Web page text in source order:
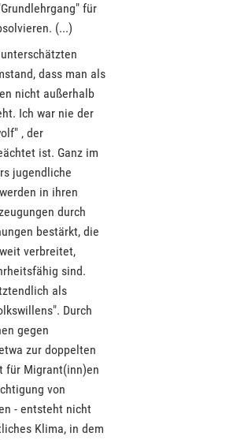
für
(...)
dass man als
nicht außerhalb
Ich war nie der
‚ der
ist. Ganz im
jugendliche
in ihren
durch
bestärkt, die
verbreitet,
sind.
als
Durch
gegen
zur doppelten
für Migrant(inn)en
von
- entsteht nicht
Klima, in dem